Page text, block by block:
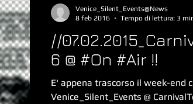
//
6 @ #On #Air !!
E' appena trascorso il week-end
Venice_Silent_Events @
Venice_Silent_Events@News
8 feb 2016
Tempo di lettura: 3